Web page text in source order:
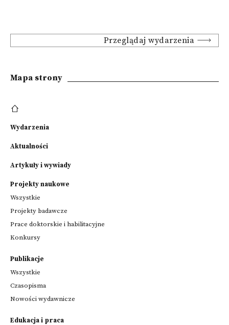
Przeglądaj wydarzenia
Mapa strony
Wydarzenia
Aktualności
Artykuły i wywiady
Projekty naukowe
Wszystkie
Projekty badawcze
Prace doktorskie i habilitacyjne
Konkursy
Publikacje
Wszystkie
Czasopisma
Nowości wydawnicze
Edukacja i praca